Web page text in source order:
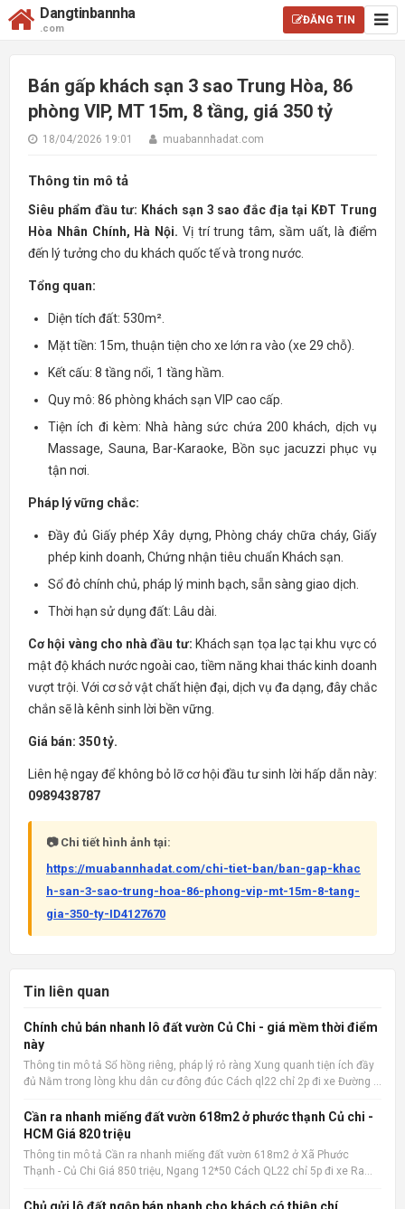
Dangtinbannha
.com
ĐĂNG TIN
Bán gấp khách sạn 3 sao Trung Hòa, 86
phòng VIP, MT 15m, 8 tầng, giá 350 tỷ
18/04/2026 19:01 muabannhadat.com
Thông tin mô tả
Siêu phẩm đầu tư: Khách sạn 3 sao đắc địa tại KĐT Trung
Hòa Nhân Chính, Hà Nội. Vị trí trung tâm, sầm uất, là điểm
đến lý tưởng cho du khách quốc tế và trong nước.
Tổng quan:
Diện tích đất: 530m².
Mặt tiền: 15m, thuận tiện cho xe lớn ra vào (xe 29 chỗ).
Kết cấu: 8 tầng nổi, 1 tầng hầm.
Quy mô: 86 phòng khách sạn VIP cao cấp.
Tiện ích đi kèm: Nhà hàng sức chứa 200 khách, dịch vụ
Massage, Sauna, Bar-Karaoke, Bồn sục jacuzzi phục vụ
tận nơi.
Pháp lý vững chắc:
Đầy đủ Giấy phép Xây dựng, Phòng cháy chữa cháy, Giấy
phép kinh doanh, Chứng nhận tiêu chuẩn Khách sạn.
Sổ đỏ chính chủ, pháp lý minh bạch, sẵn sàng giao dịch.
Thời hạn sử dụng đất: Lâu dài.
Cơ hội vàng cho nhà đầu tư: Khách sạn tọa lạc tại khu vực có
mật độ khách nước ngoài cao, tiềm năng khai thác kinh doanh
vượt trội. Với cơ sở vật chất hiện đại, dịch vụ đa dạng, đây chắc
chắn sẽ là kênh sinh lời bền vững.
Giá bán: 350 tỷ.
Liên hệ ngay để không bỏ lỡ cơ hội đầu tư sinh lời hấp dẫn này:
0989438787
📷 Chi tiết hình ảnh tại:
https://muabannhadat.com/chi-tiet-ban/ban-gap-khac
h-san-3-sao-trung-hoa-86-phong-vip-mt-15m-8-tang-
gia-350-ty-ID4127670
Tin liên quan
Chính chủ bán nhanh lô đất vườn Củ Chi - giá mềm thời điểm
này
Thông tin mô tả Sổ hồng riêng, pháp lý rỏ ràng Xung quanh tiện ích đầy
đủ Nằm trong lòng khu dân cư đông đúc Cách ql22 chỉ 2p đi xe Đường ô
Muabannhadat.com &mdash; Sàn rao vặt nhà đất uy tín 🔗
Cần ra nhanh miếng đất vườn 618m2 ở phước thạnh Củ chi -
HCM Giá 820 triệu
Thông tin mô tả Cần ra nhanh miếng đất vườn 618m2 ở Xã Phước
Thạnh - Củ Chi Giá 850 triệu, Ngang 12*50 Cách QL22 chỉ 5p đi xe Ra
600m 📌 Nguồn tin: Muabannhadat.com &mdash; Sàn rao vặt